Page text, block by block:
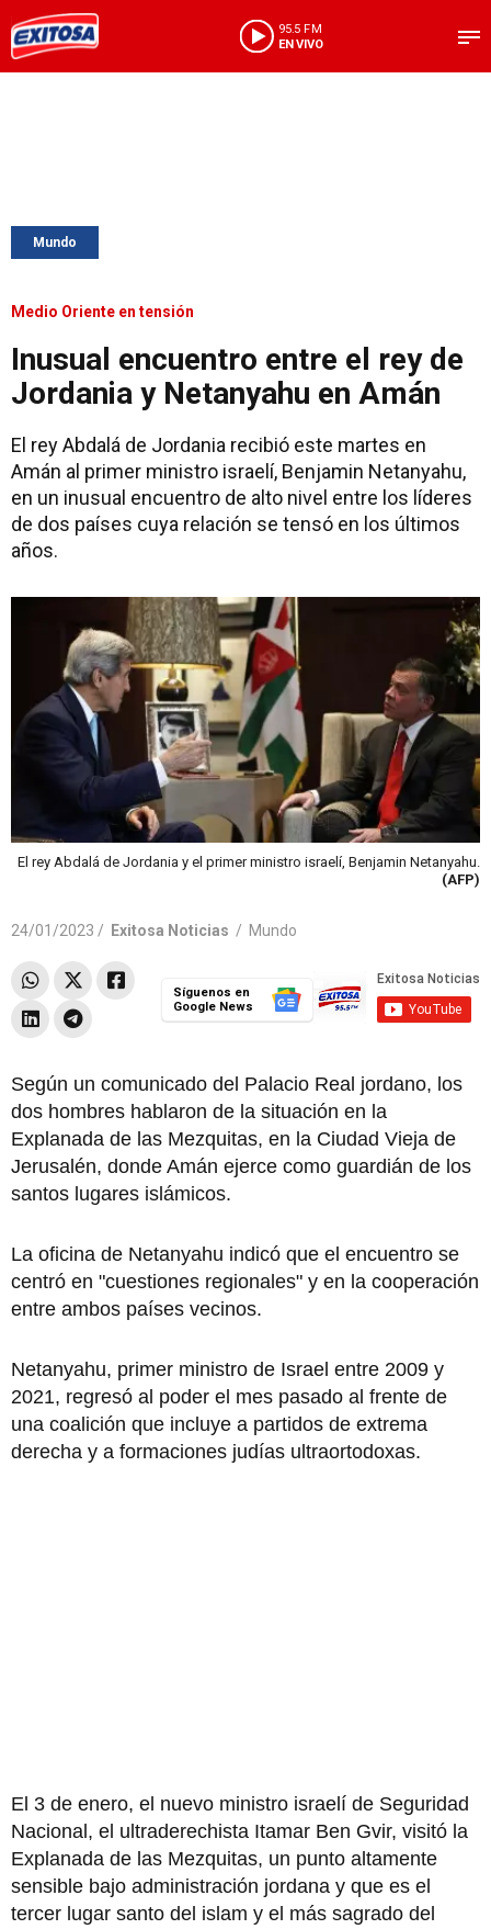
95.5 FM
EN VIVO
Mundo
Medio Oriente en tensión
Inusual encuentro entre el rey de
Jordania y Netanyahu en Amán
El rey Abdalá de Jordania recibió este martes en
Amán al primer ministro israelí, Benjamin Netanyahu,
en un inusual encuentro de alto nivel entre los líderes
de dos países cuya relación se tensó en los últimos
años.
El rey Abdalá de Jordania y el primer ministro israelí, Benjamin Netanyahu.
(AFP)
24/01/2023 / Exitosa Noticias / Mundo
Síguenos en
Google News
Según un comunicado del Palacio Real jordano, los
dos hombres hablaron de la situación en la
Explanada de las Mezquitas, en la Ciudad Vieja de
Jerusalén, donde Amán ejerce como guardián de los
santos lugares islámicos.
La oficina de Netanyahu indicó que el encuentro se
centró en "cuestiones regionales" y en la cooperación
entre ambos países vecinos.
Netanyahu, primer ministro de Israel entre 2009 y
2021, regresó al poder el mes pasado al frente de
una coalición que incluye a partidos de extrema
derecha y a formaciones judías ultraortodoxas.
El 3 de enero, el nuevo ministro israelí de Seguridad
Nacional, el ultraderechista Itamar Ben Gvir, visitó la
Explanada de las Mezquitas, un punto altamente
sensible bajo administración jordana y que es el
tercer lugar santo del islam y el más sagrado del